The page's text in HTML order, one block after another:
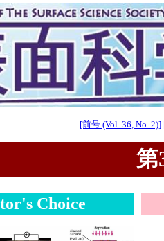
[前号 (Vol. 36, No. 2)]
第
Choice